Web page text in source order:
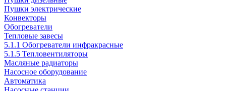
Пушки электрические
Конвекторы
Обогреватели
Тепловые завесы
5.1.1 Обогреватели инфракрасные
5.1.5 Тепловентиляторы
Масляные радиаторы
Насосное оборудование
Автоматика